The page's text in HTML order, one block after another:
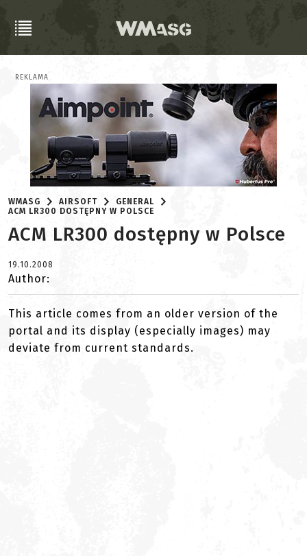
REKLAMA
WMASG AIRSOFT
GENERAL
ACM LR300 DOSTĘPNY W POLSCE
ACM LR300 dostępny w Polsce
19.10.2008
Author:
This article comes from an older version of the
portal and its display (especially images) may
deviate from current standards.